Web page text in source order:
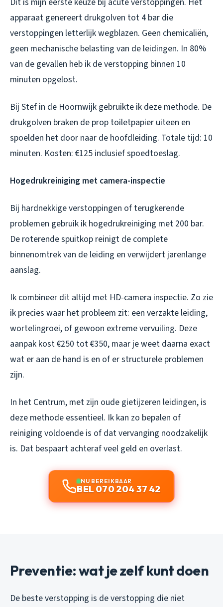
apparaat genereert drukgolven tot 4 bar die
verstoppingen letterlijk wegblazen. Geen chemicaliën,
geen mechanische belasting van de leidingen. In 80%
van de gevallen heb ik de verstopping binnen 10
minuten opgelost.
Bij Stef in de Hoornwijk gebruikte ik deze methode. De
drukgolven braken de prop toiletpapier uiteen en
spoelden het door naar de hoofdleiding. Totale tijd: 10
minuten. Kosten: €125 inclusief spoedtoeslag.
Hogedrukreiniging met camera-inspectie
Bij hardnekkige verstoppingen of terugkerende
problemen gebruik ik hogedrukreiniging met 200 bar.
De roterende spuitkop reinigt de complete
binnenomtrek van de leiding en verwijdert jarenlange
aanslag.
Ik combineer dit altijd met HD-camera inspectie. Zo zie
ik precies waar het probleem zit: een verzakte leiding,
wortelingroei, of gewoon extreme vervuiling. Deze
aanpak kost €250 tot €350, maar je weet daarna exact
wat er aan de hand is en of er structurele problemen
zijn.
In het Centrum, met zijn oude gietijzeren leidingen, is
deze methode essentieel. Ik kan zo bepalen of
reiniging voldoende is of dat vervanging noodzakelijk
is. Dat bespaart achteraf veel geld en overlast.
NU BEREIKBAAR
BEL 070 204 37 42
Preventie: wat je zelf kunt doen
De beste verstopping is de verstopping die niet